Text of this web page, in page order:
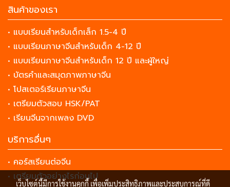
สินค้าของเรา
• แบบเรียนสำหรับเด็กเล็ก 1.5-4 ปี
• แบบเรียนภาษาจีนสำหรับเด็ก 4-12 ปี
• แบบเรียนภาษาจีนสำหรับเด็ก 12 ปี และผู้ใหญ่
• บัตรคำและสมุดภาพภาษาจีน
• โปสเตอร์เรียนภาษาจีน
• เตรียมตัวสอบ HSK/PAT
• เรียนจีนจากเพลง DVD
บริการอื่นๆ
• คอร์สเรียนต่อจีน
• เตรียมตัวอย่างไรก่อนไป
เว็บไซต์นี้มีการใช้งานคุกกี้ เพื่อเพิ่มประสิทธิภาพและประสบการณ์ที่ดี